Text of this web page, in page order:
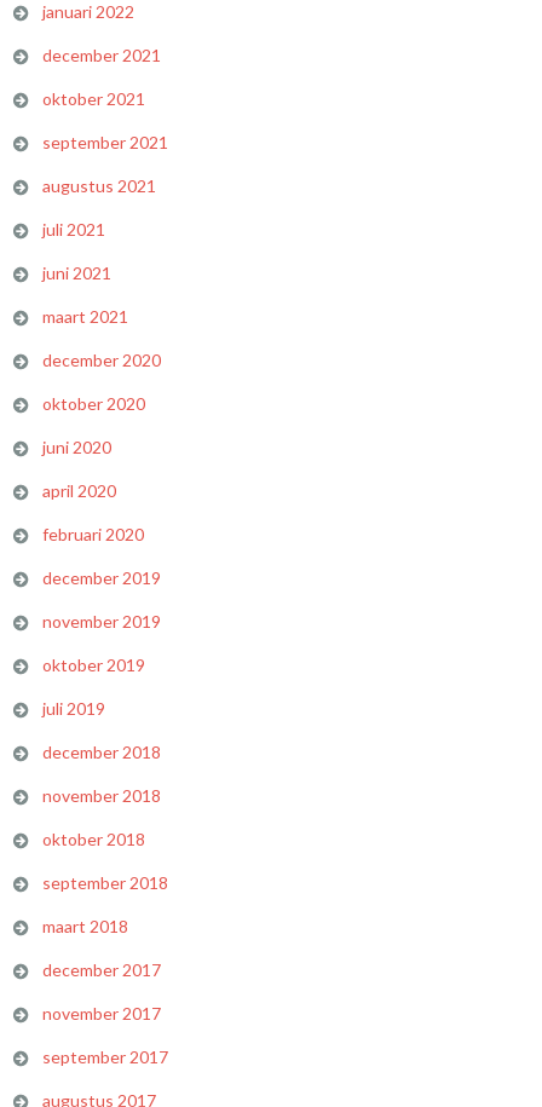
januari 2022
december 2021
oktober 2021
september 2021
augustus 2021
juli 2021
juni 2021
maart 2021
december 2020
oktober 2020
juni 2020
april 2020
februari 2020
december 2019
november 2019
oktober 2019
juli 2019
december 2018
november 2018
oktober 2018
september 2018
maart 2018
december 2017
november 2017
september 2017
augustus 2017